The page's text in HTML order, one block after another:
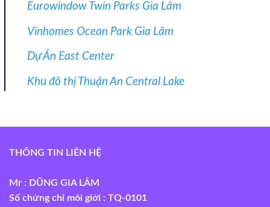
Eurowindow Twin Parks Gia Lâm
Vinhomes Ocean Park Gia Lâm
Dự Án East Center
Khu đô thị Thuận An Central Lake
THÔNG TIN LIÊN HỆ
Mr : DŨNG GIA LÂM
Số chứng chỉ môi giới : TQ-0101